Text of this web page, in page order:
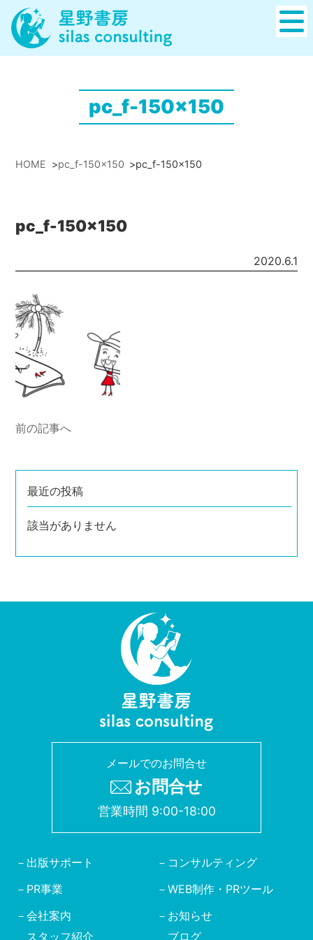
pc_f-150x150
HOME >pc_f-150x150 >pc_f-150x150
pc_f-150x150
2020.6.1
前の記事へ
最近の投稿
該当がありません
メールでのお問合せ
お問合せ
営業時間 9:00-18:00
出版サポート
コンサルティング
PR事業
WEB制作・PRツール
会社案内
スタッフ紹介
お知らせ
ブログ